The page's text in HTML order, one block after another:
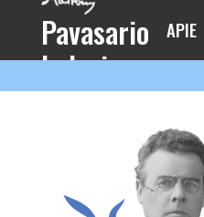
Pavasario
balsai
APIE